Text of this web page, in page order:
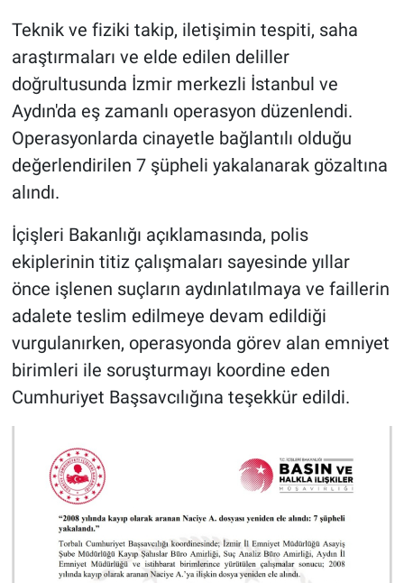
Teknik ve fiziki takip, iletişimin tespiti, saha
araştırmaları ve elde edilen deliller
doğrultusunda İzmir merkezli İstanbul ve
Aydın'da eş zamanlı operasyon düzenlendi.
Operasyonlarda cinayetle bağlantılı olduğu
değerlendirilen 7 şüpheli yakalanarak gözaltına
alındı.
İçişleri Bakanlığı açıklamasında, polis
ekiplerinin titiz çalışmaları sayesinde yıllar
önce işlenen suçların aydınlatılmaya ve faillerin
adalete teslim edilmeye devam edildiği
vurgulanırken, operasyonda görev alan emniyet
birimleri ile soruşturmayı koordine eden
Cumhuriyet Başsavcılığına teşekkür edildi.